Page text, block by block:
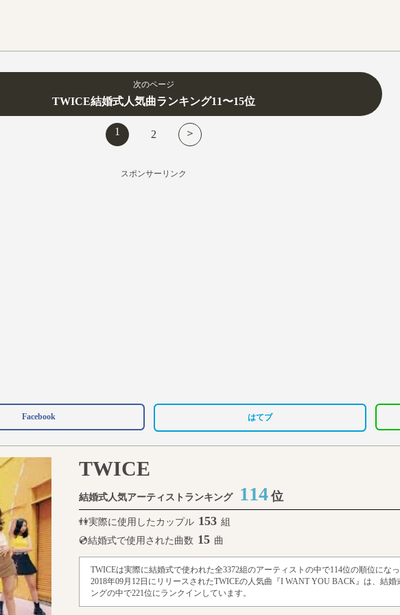
次のページ
TWICE結婚式人気曲ランキング11〜15位
1 2 ＞
スポンサーリンク
Facebook はてブ
TWICE
結婚式人気アーティストランキング 114 位
👫実際に使用したカップル 153 組
💿結婚式で使用された曲数 15 曲
TWICEは実際に結婚式で使われた全3372組のアーティストの中で114位の順位になっ
2018年09月12日にリリースされたTWICEの人気曲『I WANT YOU BACK』は、結
ングの中で221位にランクインしています。